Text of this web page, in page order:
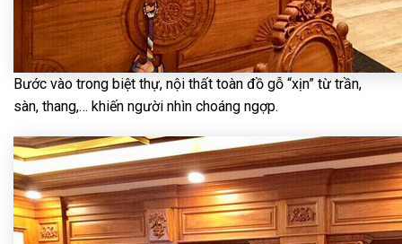
Bước vào trong biệt thự, nội thất toàn đồ gỗ “xịn” từ trần,
sàn, thang,… khiến người nhìn choáng ngợp.